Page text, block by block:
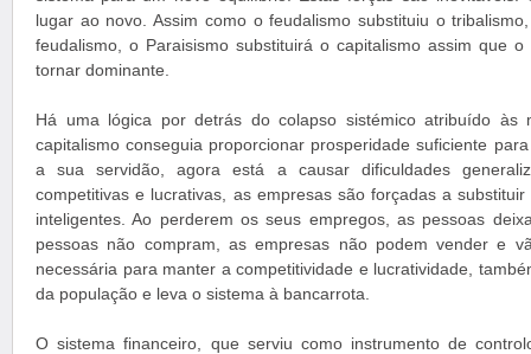
lugar ao novo. Assim como o feudalismo substituiu o
feudalismo, o Paraisismo substituirá o capitalismo assim que
tornar dominante.
Há uma lógica por detrás do colapso sistémico atribuído às
capitalismo conseguia proporcionar prosperidade suficiente
a sua servidão, agora está a causar dificuldades
competitivas e lucrativas, as empresas são forçadas a
inteligentes. Ao perderem os seus empregos, as pessoas
pessoas não compram, as empresas não podem vender e
necessária para manter a competitividade e lucratividade,
da população e leva o sistema à bancarrota.
O sistema financeiro, que serviu como instrumento de